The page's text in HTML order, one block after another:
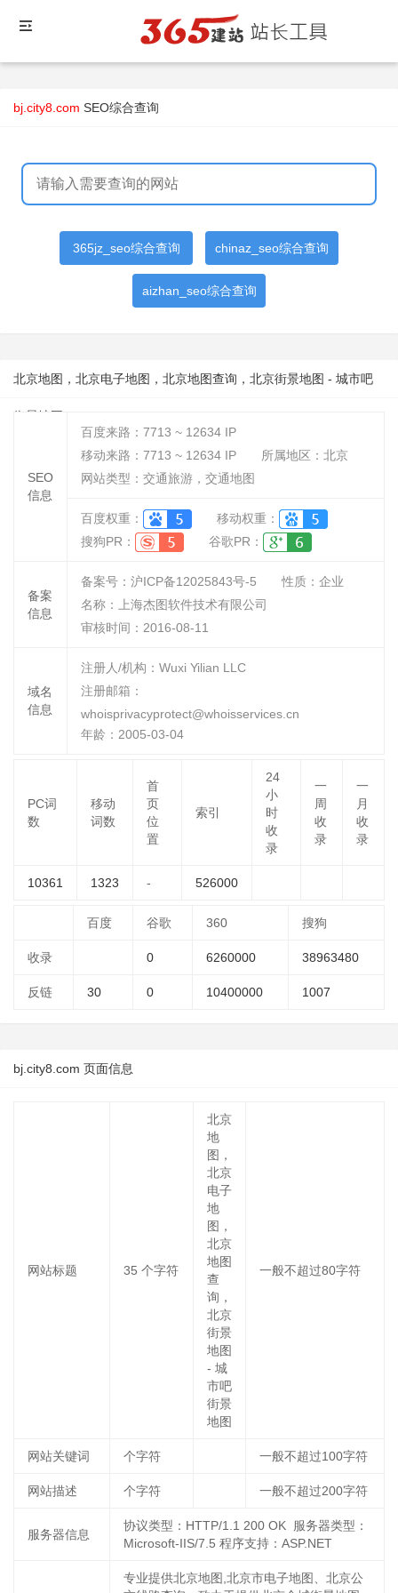
bj.city8.com SEO综合查询
365jz_seo综合查询 chinaz_seo综合查询
aizhan_seo综合查询
北京地图，北京电子地图，北京地图查询，北京街景地图 - 城市吧
街景地图
SEO
信息
百度来路： 7713 ~ 12634 IP
移动来路： 7713 ~ 12634 IP
所属地区：北京
网站类型：交通旅游，交通地图
百度权重：
移动权重：
搜狗PR：
谷歌PR：
备案
信息
备案号：沪ICP备12025843号-5 性质： 企业
名称：
上海杰图软件技术有限公司
审核时间： 2016-08-11
域名
信息
注册人/机构：Wuxi Yilian LLC
注册邮箱：
whoisprivacyprotect@whoisservices.cn
年龄：2005-03-04
PC词
数
移动
词数
首
页
位
置
索引
24
小
时
收
录
一
周
收
录
一
月
收
录
10361 1323 - 526000
百度 谷歌 360 搜狗
收录 0 6260000 38963480
反链 30 0 10400000 1007
bj.city8.com 页面信息
网站标题 35 个字符
北京
地
图，
北京
电子
地
图，
北京
地图
查
询，
北京
街景
地图
- 城
市吧
街景
地图
一般不超过80字符
网站关键词 个字符 一般不超过100字符
网站描述 个字符 一般不超过200字符
服务器信息
协议类型：HTTP/1.1 200 OK 服务器类型：
Microsoft-IIS/7.5 程序支持：ASP.NET
专业提供北京地图,北京市电子地图、北京公